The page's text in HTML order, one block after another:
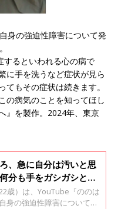
身の強迫性障害について発
するといわれる心の病で
に手を洗うなど症状が見ら
もその症状は続きます。
の病気のことを知ってほし
』を製作。2024年、東京
、急に自分は汚いと思
分も手をガシガシと洗
障害体験談】
歳）は、YouTube『ののは
身の強迫性障害について発